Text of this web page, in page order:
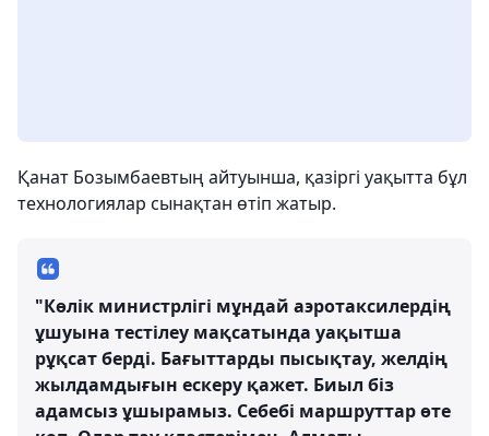
Қанат Бозымбаевтың айтуынша, қазіргі уақытта бұл
технологиялар сынақтан өтіп жатыр.
"Көлік министрлігі мұндай аэротаксилердің
ұшуына тестілеу мақсатында уақытша
рұқсат берді. Бағыттарды пысықтау, желдің
жылдамдығын ескеру қажет. Биыл біз
адамсыз ұшырамыз. Себебі маршруттар өте